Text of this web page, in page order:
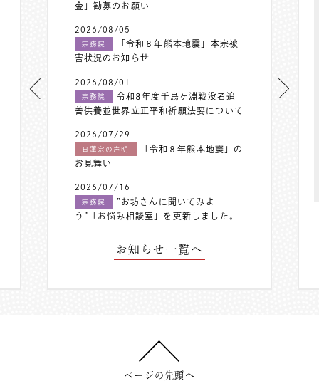
金」勧募のお願い
2026/08/05
宗務院
「令和８年熊本地震」本宗被
害状況のお知らせ
2026/08/01
宗務院
令和8年度千鳥ヶ淵戦没者追
善供養並世界立正平和祈願法要について
2026/07/29
日蓮宗の声明
「令和８年熊本地震」の
お見舞い
2026/07/16
宗務院
”お坊さんに聞いてみよ
う”「お悩み相談室」を更新しました。
お知らせ一覧へ
ページの先頭へ